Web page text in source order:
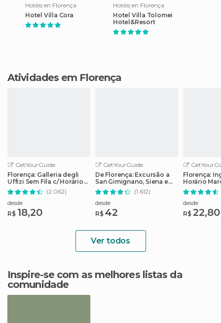
Hotéis en Florença
Hotel Villa Cora
Hotéis en Florença
Hotel Villa Tolomei
Hotel&Resort
Atividades em Florença
GetYourGuide
Florença: Galleria degli
Uffizi Sem Fila c/ Horário
Marcado
(2.062)
desde
R$ 18,20
GetYourGuide
De Florença: Excursão a
San Gimignano, Siena e
Monteriggioni(1.612)
desde
R$ 42
Florença:
Horário
desde
R$ 22,80
Ver todos
Inspire-se com as melhores listas da
comunidade